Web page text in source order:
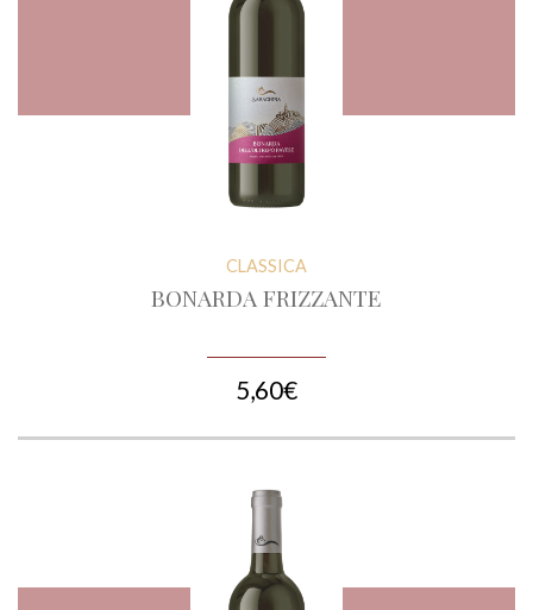
CLASSICA
BONARDA FRIZZANTE
5,60€